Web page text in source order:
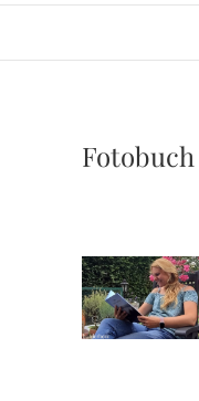
Fotobuch